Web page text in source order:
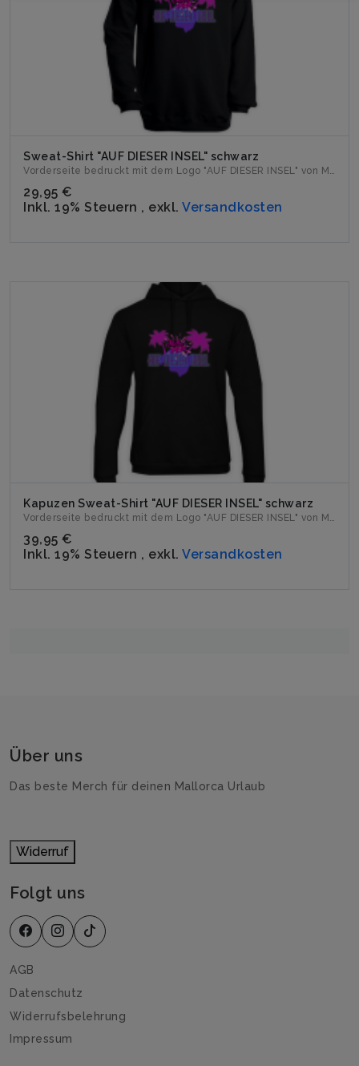
Sweat-Shirt "AUF DIESER INSEL" schwarz
Vorderseite bedruckt mit dem Logo "AUF DIESER INSEL" von Mil...
29,95 €
Inkl. 19% Steuern , exkl. Versandkosten
Kapuzen Sweat-Shirt "AUF DIESER INSEL" schwarz
Vorderseite bedruckt mit dem Logo "AUF DIESER INSEL" von Mil...
39,95 €
Inkl. 19% Steuern , exkl. Versandkosten
Über uns
Das beste Merch für deinen Mallorca Urlaub
Widerruf
Folgt uns
AGB
Datenschutz
Widerrufsbelehrung
Impressum